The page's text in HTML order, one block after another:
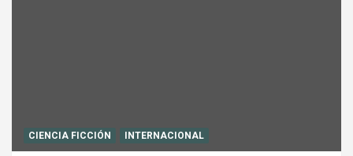
CIENCIA FICCIÓN INTERNACIONAL